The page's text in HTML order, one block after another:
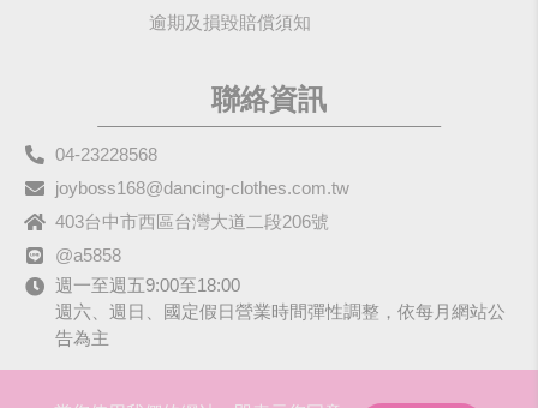
逾期及損毀賠償須知
聯絡資訊
04-23228568
joyboss168@dancing-clothes.com.tw
403台中市西區台灣大道二段206號
@a5858
週一至週五9:00至18:00
週六、週日、國定假日營業時間彈性調整，依每月網站公
告為主